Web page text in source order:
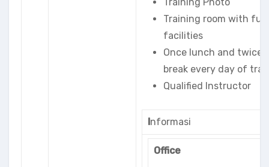
Training room with full
facilities
Once lunch and twice
break every day of
Qualified Instructor
Informasi
Office